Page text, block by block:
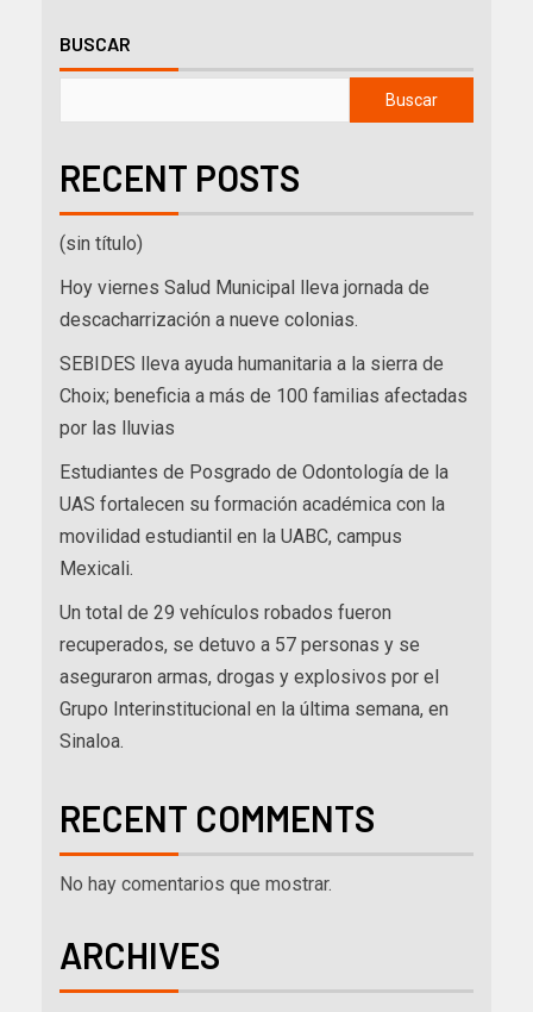
BUSCAR
Buscar
RECENT POSTS
(sin título)
Hoy viernes Salud Municipal lleva jornada de
descacharrización a nueve colonias.
SEBIDES lleva ayuda humanitaria a la sierra de
Choix; beneficia a más de 100 familias afectadas
por las lluvias
Estudiantes de Posgrado de Odontología de la
UAS fortalecen su formación académica con la
movilidad estudiantil en la UABC, campus
Mexicali.
Un total de 29 vehículos robados fueron
recuperados, se detuvo a 57 personas y se
aseguraron armas, drogas y explosivos por el
Grupo Interinstitucional en la última semana, en
Sinaloa.
RECENT COMMENTS
No hay comentarios que mostrar.
ARCHIVES